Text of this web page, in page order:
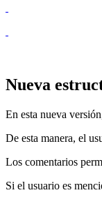
Nueva
En esta nueva
De esta manera, el
Los comentarios
Si el usuario es